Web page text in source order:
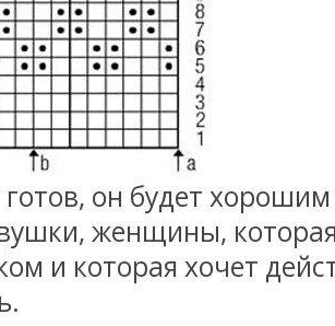
он будет
женщины,
и которая хочет